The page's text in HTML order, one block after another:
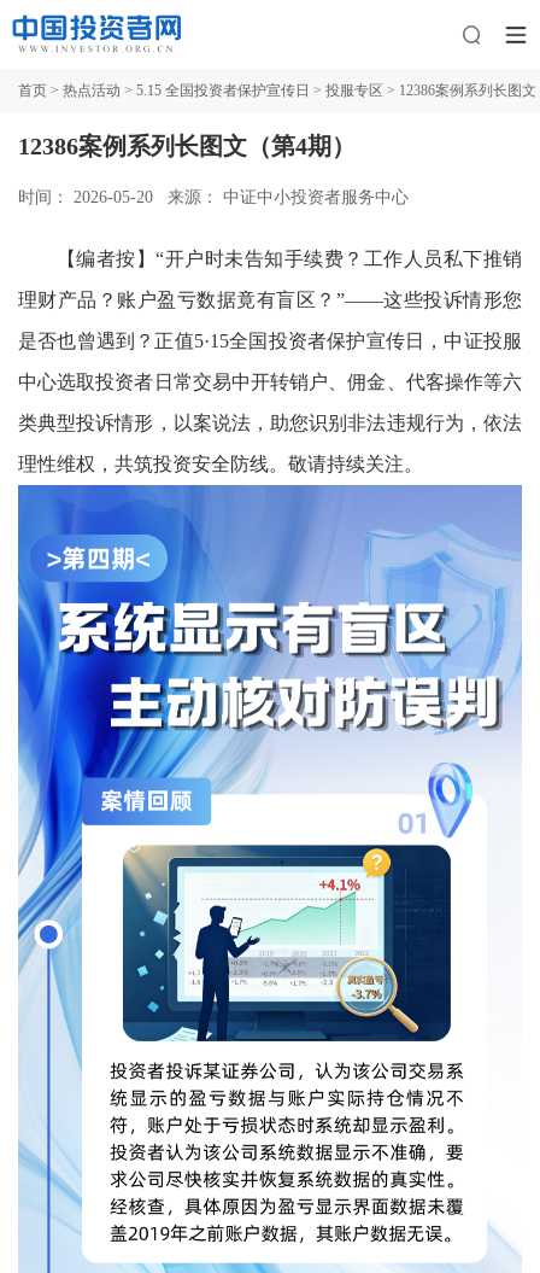
首页 > 热点活动 > 5.15 全国投资者保护宣传日 > 投服专区 > 12386案例系列长图文
12386案例系列长图文（第4期）
时间： 2026-05-20 来源： 中证中小投资者服务中心
【编者按】“开户时未告知手续费？工作人员私下推销
理财产品？账户盈亏数据竟有盲区？”——这些投诉情形您
是否也曾遇到？正值5·15全国投资者保护宣传日，中证投服
中心选取投资者日常交易中开转销户、佣金、代客操作等六
类典型投诉情形，以案说法，助您识别非法违规行为，依法
理性维权，共筑投资安全防线。敬请持续关注。